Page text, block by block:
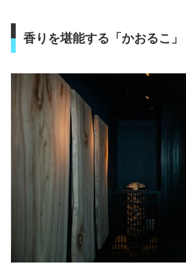
香りを堪能する「かおるこ」